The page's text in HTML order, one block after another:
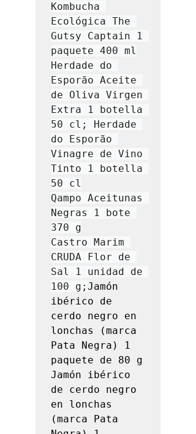
Kombucha
Ecológica The
Gutsy Captain 1
paquete 400 ml
Herdade do
Esporão Aceite
de Oliva Virgen
Extra 1 botella
50 cl; Herdade
do Esporão
Vinagre de Vino
Tinto 1 botella
50 cl
Qampo Aceitunas
Negras 1 bote
370 g
Castro Marim
CRUDA Flor de
Sal 1 unidad de
100 g; Jamón
ibérico de
cerdo negro en
lonchas (marca
Pata Negra) 1
paquete de 80 g
Jamón ibérico
de cerdo negro
en lonchas
(marca Pata